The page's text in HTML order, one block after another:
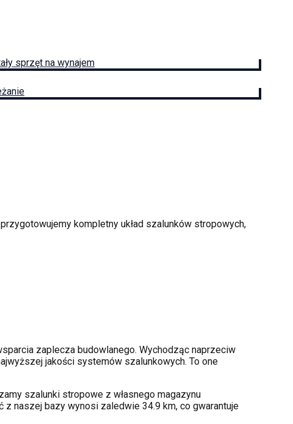
sprzęt na wynajem
kompletny układ szalunków stropowych,
zaplecza budowlanego. Wychodząc naprzeciw
jakości systemów szalunkowych. To one
szalunki stropowe z własnego magazynu
z naszej bazy wynosi zaledwie 34.9 km, co gwarantuje